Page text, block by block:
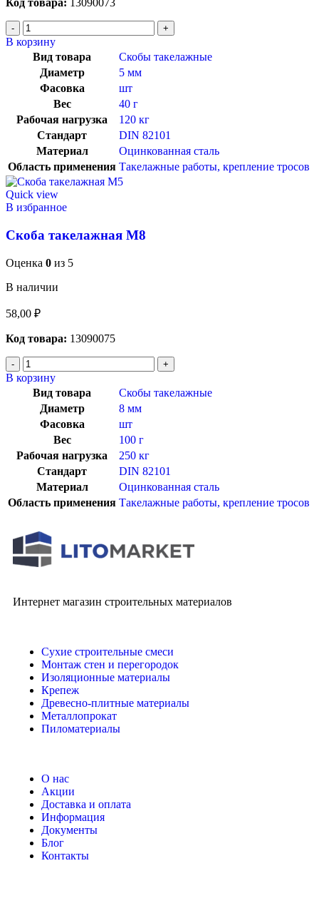
Код товара: 13090073
В корзину
Вид товара
Скобы такелажные
Диаметр
5 мм
Фасовка
шт
Вес
40 г
Рабочая нагрузка
120 кг
Стандарт
DIN 82101
Материал
Оцинкованная сталь
Область применения Такелажные работы, крепление тросов
Quick view
В избранное
Скоба такелажная М8
Оценка 0 из 5
В наличии
58,00 ₽
Код товара: 13090075
В корзину
Вид товара
Скобы такелажные
Диаметр
8 мм
Фасовка
шт
Вес
100 г
Рабочая нагрузка
250 кг
Стандарт
DIN 82101
Материал
Оцинкованная сталь
Область применения Такелажные работы, крепление тросов
Интернет магазин строительных материалов
Сухие строительные смеси
Монтаж стен и перегородок
Изоляционные материалы
Крепеж
Древесно-плитные материалы
Металлопрокат
Пиломатериалы
О нас
Акции
Доставка и оплата
Информация
Документы
Блог
Контакты